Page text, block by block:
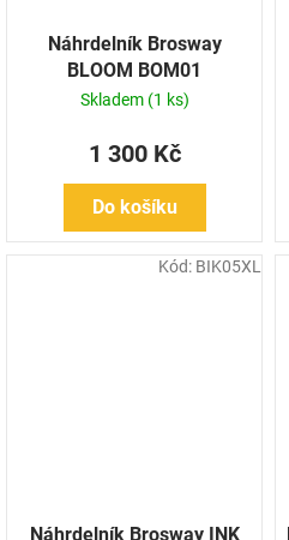
Náhrdelník Brosway
BLOOM BOM01
Skladem (1 ks)
1 300 Kč
Do košíku
Náhrdelník Brosway INK
Kód: BIK05XL